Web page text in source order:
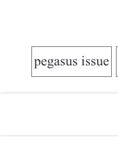
pegasus issue